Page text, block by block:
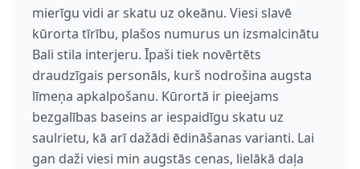
mierīgu vidi ar skatu uz okeānu. Viesi slavē
kūrorta tīrību, plašos numurus un izsmalcinātu
Bali stila interjeru. Īpaši tiek novērtēts
draudzīgais personāls, kurš nodrošina augsta
līmeņa apkalpošanu. Kūrortā ir pieejams
bezgalības baseins ar iespaidīgu skatu uz
saulrietu, kā arī dažādi ēdināšanas varianti. Lai
gan daži viesi min augstās cenas, lielākā daļa